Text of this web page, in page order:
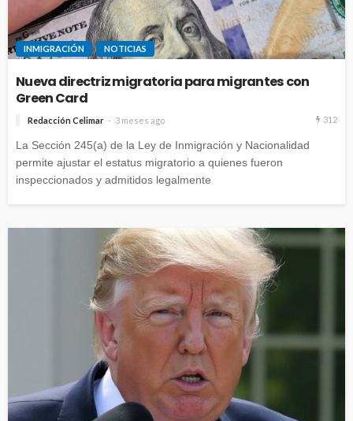
INMIGRACIÓN NOTICIAS
Nueva directriz migratoria para migrantes con
Green Card
Redacción Celimar 3 meses ago 312
La Sección 245(a) de la Ley de Inmigración y Nacionalidad
permite ajustar el estatus migratorio a quienes fueron
inspeccionados y admitidos legalmente